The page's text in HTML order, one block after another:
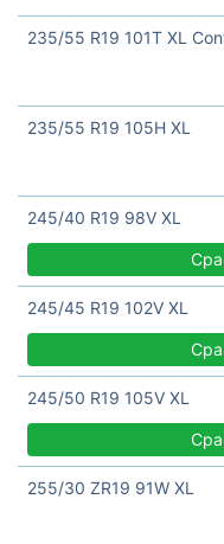
235/55 R19 101T XL
235/55 R19 105H XL
245/40 R19 98V XL
245/45 R19 102V XL
245/50 R19 105V XL
255/30 ZR19 91W XL